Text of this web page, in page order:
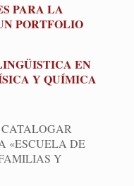
PARA LA
PORTFOLIO
EN
Y QUÍMICA
«ESCUELA DE
Y